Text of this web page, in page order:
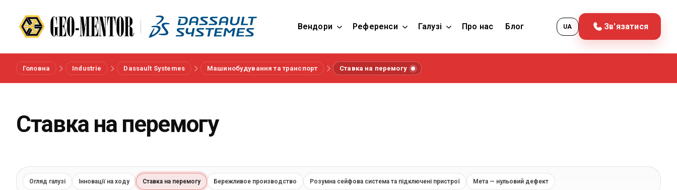
Вендори Референси Галузі Про нас Блог UA Зв'язатися
Меню
Галузі
Головна Industrie Dassault Systemes Машинобудування та транспорт Ставка на перемогу
Ставка на перемогу
Огляд галузі Інновації на ходу Ставка на перемогу Бережливое производство Розумна сейфова система та підключені пристрої Мета — нульовий дефект